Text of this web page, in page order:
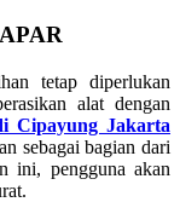
tetap diperlukan
alat dengan
Cipayung Jakarta
sebagai bagian dari
ini, pengguna akan